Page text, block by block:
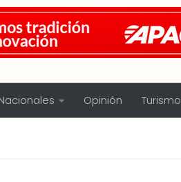
Opinión Turismo